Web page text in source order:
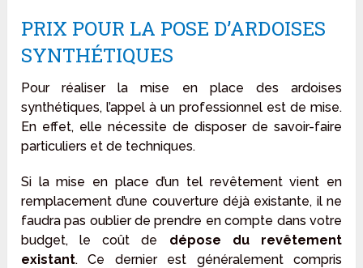
PRIX POUR LA POSE D’ARDOISES
SYNTHÉTIQUES
Pour réaliser la mise en place des ardoises
synthétiques, l’appel à un professionnel est de mise.
En effet, elle nécessite de disposer de savoir-faire
particuliers et de techniques.
Si la mise en place d’un tel revêtement vient en
remplacement d’une couverture déjà existante, il ne
faudra pas oublier de prendre en compte dans votre
budget, le coût de dépose du revêtement
existant. Ce dernier est généralement compris